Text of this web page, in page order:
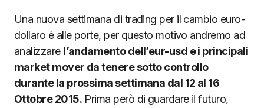
Una nuova settimana di trading per il cambio euro-
dollaro è alle porte, per questo motivo andremo ad
analizzare l’andamento dell’eur-usd e i principali
market mover da tenere sotto controllo
durante la prossima settimana dal 12 al 16
Ottobre 2015.Prima però di guardare il futuro,